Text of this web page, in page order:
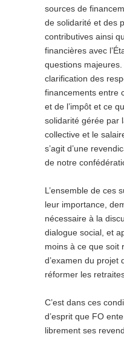
sources de
de solidarité et des
contributives ainsi
financières avec
questions
clarification des
financements entre
et de l’impôt et ce
solidarité gérée par
collective et le
s’agit d’une
de notre
L’ensemble de ces
leur importance,
nécessaire à la
dialogue social, et
moins à ce que soit
d’examen du projet
réformer les
C’est dans ces
d’esprit que FO
librement ses